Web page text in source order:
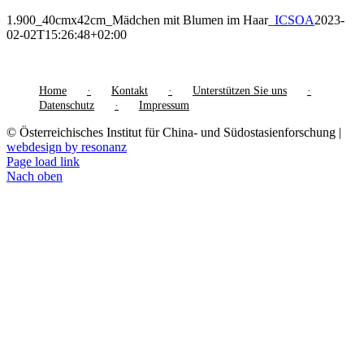
1.900_40cmx42cm_Mädchen mit Blumen im Haar_ ICSOA2023-
02-02T15:26:48+02:00
Home Kontakt
Unterstützen Sie uns
Datenschutz
Impressum
© Österreichisches Institut für China- und Südostasienforschung |
webdesign by resonanz
Page load link
Nach oben